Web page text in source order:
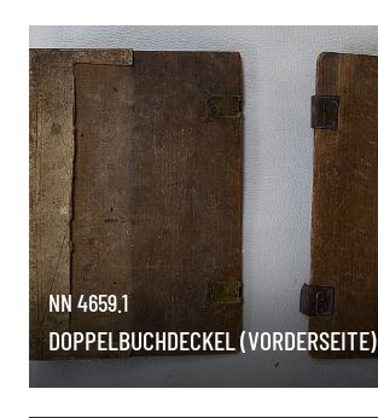
NN 4659.1
DOPPELBUCHDECKEL (VORDERSEITE)